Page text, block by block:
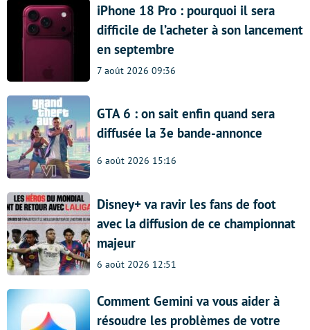
iPhone 18 Pro : pourquoi il sera
difficile de l’acheter à son lancement
en septembre
7 août 2026 09:36
GTA 6 : on sait enfin quand sera
diffusée la 3e bande-annonce
6 août 2026 15:16
Disney+ va ravir les fans de foot
avec la diffusion de ce championnat
majeur
6 août 2026 12:51
Comment Gemini va vous aider à
résoudre les problèmes de votre